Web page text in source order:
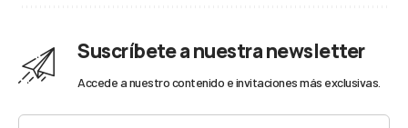
Suscríbete a nuestra newsletter
Accede a nuestro contenido e invitaciones más exclusivas.